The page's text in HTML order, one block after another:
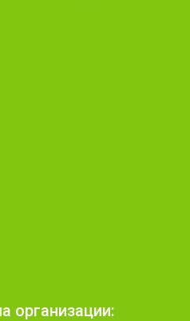
организации: